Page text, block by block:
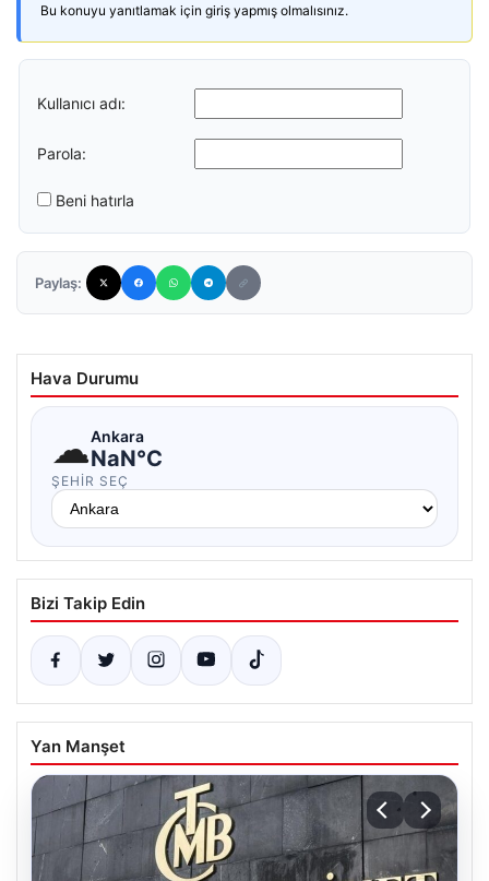
Bu konuyu yanıtlamak için giriş yapmış olmalısınız.
Kullanıcı adı:
Parola:
Beni hatırla
Paylaş:
Hava Durumu
☁Ankara
NaN°C
ŞEHIR SEÇ
Bizi Takip Edin
Yan Manşet